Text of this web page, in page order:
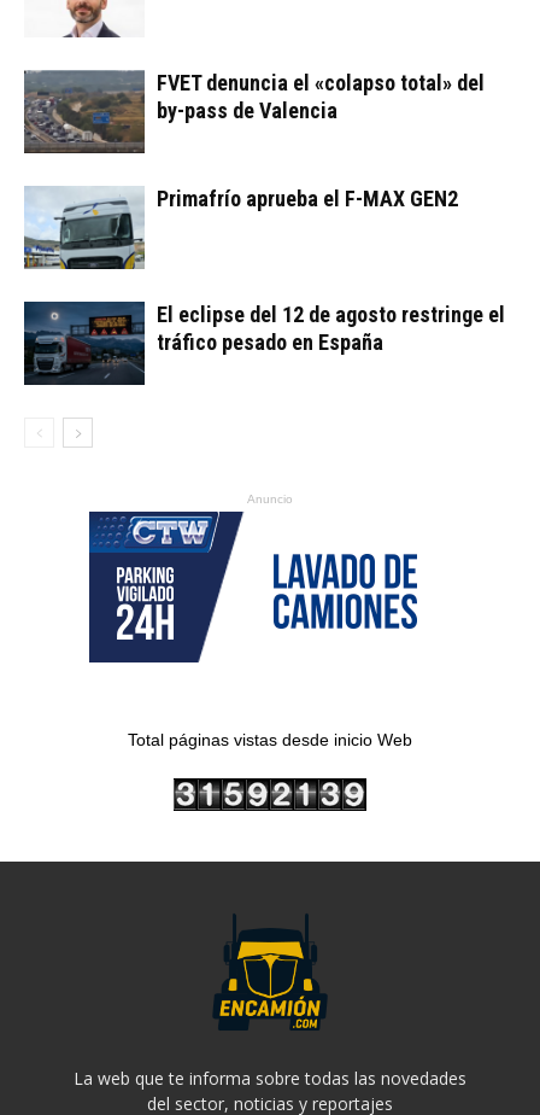
FVET denuncia el «colapso total» del
by-pass de Valencia
Primafrío aprueba el F-MAX GEN2
El eclipse del 12 de agosto restringe el
tráfico pesado en España
Anuncio
Total páginas vistas desde inicio Web
La web que te informa sobre todas las novedades
del sector, noticias y reportajes